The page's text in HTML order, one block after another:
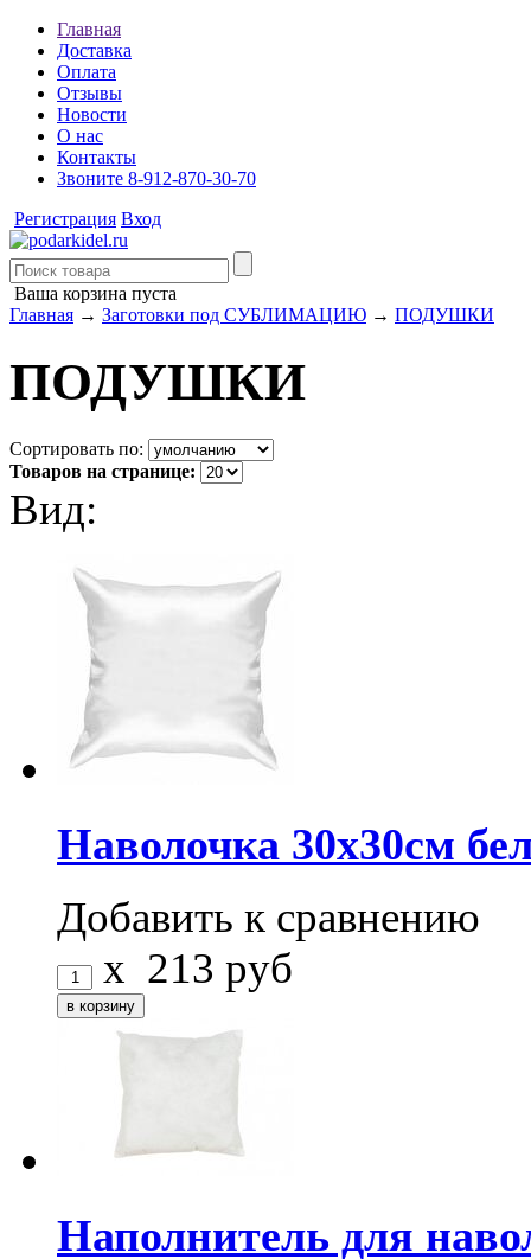
Главная
Доставка
Оплата
Отзывы
Новости
О нас
Контакты
Звоните 8-912-870-30-70
Регистрация Вход
Ваша корзина пуста
Главная → Заготовки под СУБЛИМАЦИЮ → ПОДУШКИ
ПОДУШКИ
Сортировать по:
Товаров на странице:
Вид:
Наволочка 30x30см
Добавить к сравнению
x 213 руб
Наполнитель для